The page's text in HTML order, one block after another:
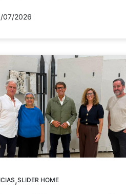
07/2026
,SLIDER HOME